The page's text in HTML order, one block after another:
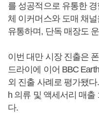
를 성공적으로 유통한
체 이커머스와 도매 채
유통하며, 단독 매장도
이번 대만 시장 진출은
드라이에 이어 BBC
외 진출 사례로 평가됐
h 의류 및 액세서리 매출
다.